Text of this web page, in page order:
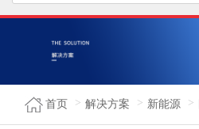
首页 解决方案 新能源